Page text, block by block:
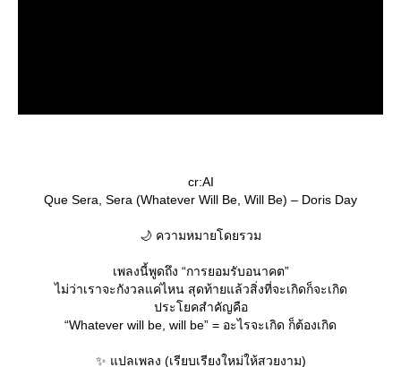
cr:AI
Que Sera, Sera (Whatever Will Be, Will Be) – Doris Day
🌙 ความหมายโดยรวม
เพลงนี้พูดถึง “การยอมรับอนาคต”
ไม่ว่าเราจะกังวลแค่ไหน สุดท้ายแล้วสิ่งที่จะเกิดก็จะเกิด
ประโยคสำคัญคือ
“Whatever will be, will be” = อะไรจะเกิด ก็ต้องเกิด
✨ แปลเพลง (เรียบเรียงใหม่ให้สวยงาม)